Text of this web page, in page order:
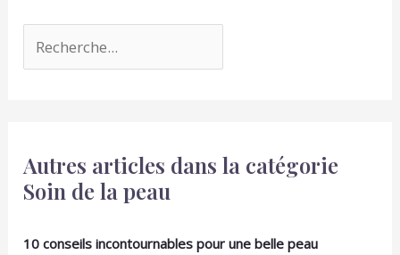
Autres articles dans la catégorie
Soin de la peau
10 conseils incontournables pour une belle peau